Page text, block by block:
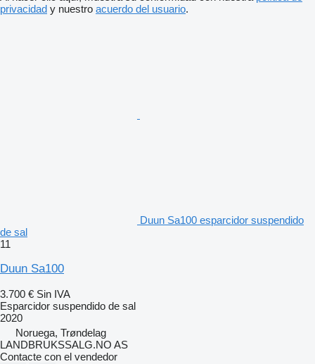
privacidad y nuestro acuerdo del usuario.
Duun Sa100 esparcidor suspendido
de sal
11
Duun Sa100
3.700 € Sin IVA
Esparcidor suspendido de sal
2020
Noruega, Trøndelag
LANDBRUKSSALG.NO AS
Contacte con el vendedor